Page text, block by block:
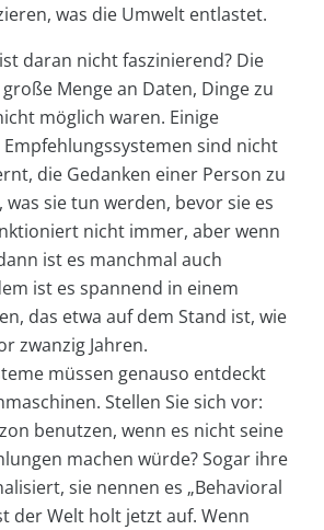
was die Umwelt entlastet.
daran nicht faszinierend? Die
Menge an Daten, Dinge zu
möglich waren. Einige
sind nicht
die Gedanken einer Person zu
was sie tun werden, bevor sie es
nicht immer, aber wenn
ist es manchmal auch
ist es spannend in einem
das etwa auf dem Stand ist, wie
zwanzig Jahren.
müssen genauso entdeckt
Stellen Sie sich vor:
benutzen, wenn es nicht seine
machen würde? Sogar ihre
sie nennen es „Behavioral
der Welt holt jetzt auf. Wenn